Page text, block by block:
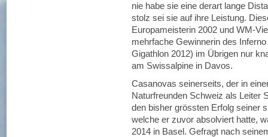
nie habe sie eine derart lange
stolz sei sie auf ihre Leistung.
Europameisterin 2002 und WM-
mehrfache Gewinnerin des
Gigathlon 2012) im Übrigen nur
am Swissalpine in Davos.
Casanovas seinerseits, der in
Naturfreunden Schweiz als Leiter
den bisher grössten Erfolg seiner
welche er zuvor absolviert hatte,
2014 in Basel. Gefragt nach